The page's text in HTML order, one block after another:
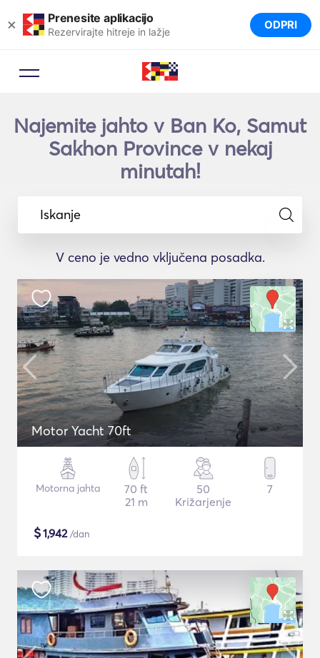
× Prenesite aplikacijo
Rezervirajte hitreje in lažje ODPRI
Najemite jahto v Ban Ko, Samut
Sakhon Province v nekaj
minutah!
Iskanje
V ceno je vedno vključena posadka.
Motor Yacht 70ft
Motorna jahta
70 ft
21 m
50
Križarjenje
7
$1,942/dan